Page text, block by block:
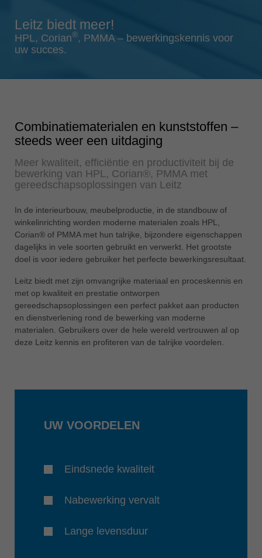
Slovenija
Türkiye
USA
english
Việt Nam
tiếng việt
中国
中文
ประเทศไทย
ไทย
Україна
yкраїнська
Leitz biedt meer!
HPL, Corian®, PMMA – bewerkingskennis voor
uw succes.
Combinatiematerialen en kunststoffen –
steeds weer een uitdaging
Meer kwaliteit, efficiëntie en productiviteit bij de
bewerking van HPL, Corian®, PMMA met
gereedschapsoplossingen van Leitz
In de interieurbouw, meubelproductie, in de standbouw of
winkelinrichting worden moderne materialen zoals HPL,
Corian® of PMMA met hun talrijke, bijzondere eigenschappen
dagelijks in vele soorten gebruikt en verwerkt. Het grootste
doel is voor iedere gebruiker het perfecte bewerkingsresultaat.
Leitz biedt met zijn omvangrijke materiaal en proceskennis en
met op kwaliteit en prestatie ontworpen
gereedschapsoplossingen een perfect pakket aan producten
en dienstverlening rond de bewerking van moderne
materialen. Gebruikers over de hele wereld vertrouwen al op
deze Leitz kennis en profiteren van de talrijke voordelen.
UW VOORDELEN
Eindsnede kwaliteit
Nabewerking vervalt
Lange levensduur